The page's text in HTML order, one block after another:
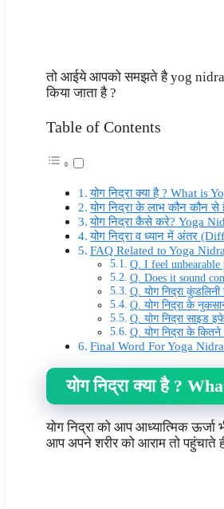
तो आईये आपको समझते है yog nidra
किया जाता है ?
Table of Contents
योग निद्रा क्या है ? What is
योग निद्रा के लाभ कौन कौन
योग निद्रा कैसे करे? Yoga
योग निद्रा व ध्यान में अंतर
FAQ Related to Yoga
Q. I feel
Q. Does it sound
Q. योग निद्रा
Q. योग निद्रा के
Q. योग निद्रा साइड
Q. योग निद्रा के कितने
Final Word For Yoga
योग निद्रा क्या है ?
योग निद्रा को आप आध्यात्मिक
आप अपने शरीर को आराम तो पहुंचाते